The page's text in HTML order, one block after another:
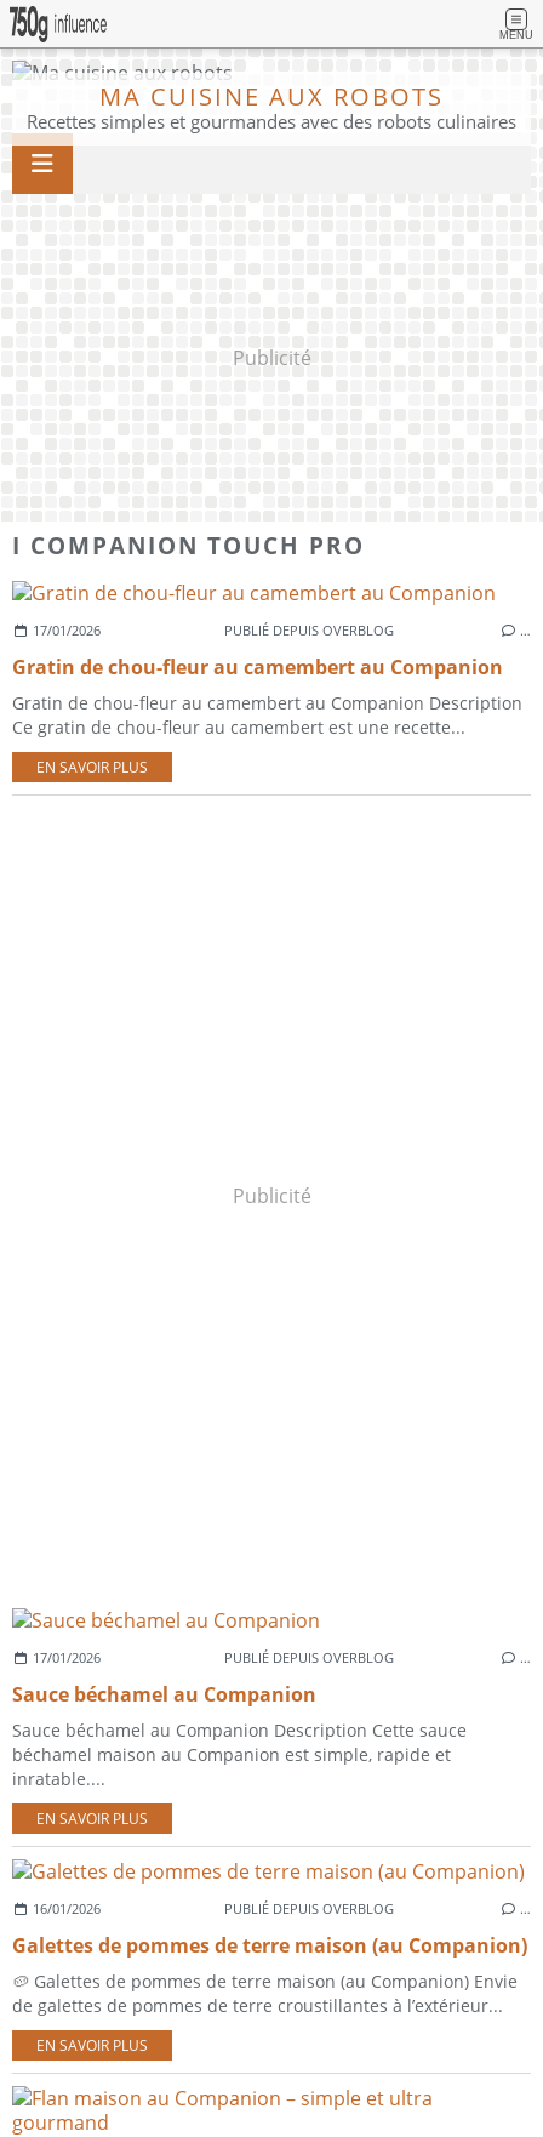
MENU
MA CUISINE AUX ROBOTS
Recettes simples et gourmandes avec des robots culinaires
Publicité
I COMPANION TOUCH PRO
17/01/2026 PUBLIÉ DEPUIS OVERBLOG …
Gratin de chou-fleur au camembert au Companion
Gratin de chou-fleur au camembert au Companion Description
Ce gratin de chou-fleur au camembert est une recette...
EN SAVOIR PLUS
Publicité
17/01/2026 PUBLIÉ DEPUIS OVERBLOG …
Sauce béchamel au Companion
Sauce béchamel au Companion Description Cette sauce
béchamel maison au Companion est simple, rapide et
inratable....
EN SAVOIR PLUS
16/01/2026 PUBLIÉ DEPUIS OVERBLOG …
Galettes de pommes de terre maison (au Companion)
🥔 Galettes de pommes de terre maison (au Companion) Envie
de galettes de pommes de terre croustillantes à l’extérieur...
EN SAVOIR PLUS